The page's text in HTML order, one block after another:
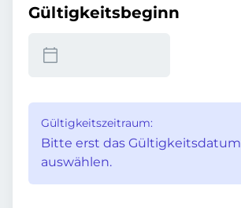
Gültigkeitsbeginn
Gültigkeitszeitraum:
Bitte erst das Gültigkeitsdatum
auswählen.